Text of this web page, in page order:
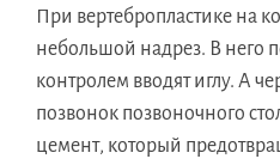
При вертебропластике на
небольшой надрез. В него
контролем вводят иглу. А
позвонок позвоночного
цемент, который